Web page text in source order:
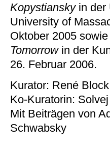
Kopystiansky in der
University of
Oktober 2005 sowie
Tomorrowin der
26. Februar 2006.
Kurator: René Block
Ko-Kuratorin:
Mit Beiträgen von
Schwabsky